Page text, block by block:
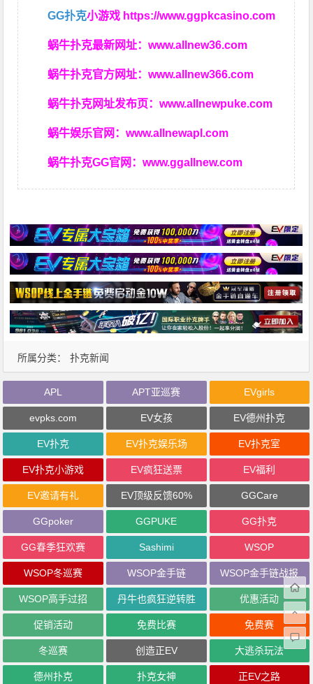
GG扑克小游戏 https://www.ggpkcasino.com
蜗牛扑克最新网址：www.allnew36.com
蜗牛扑克官方网址：www.allnew366.com
蜗牛扑克网址发布页：www.allnewpuke.com
蜗牛娱乐官网：www.allnewapl.com
蜗牛扑克GG官网：www.ggallnew.com
所属分类： 扑克新闻
APL APT亚巡赛 EVgirls
evpks.com EV女孩 EV德州扑克
EV扑克 EV扑克娱乐场 EV扑克室
EV扑克小游戏 EV疯狂送票 EV福利
EV邀请有礼 EV顶级反馈60% GGCare
GGpoker GGPUKE GG扑克
GG春季狂欢赛 Sashimi WSOP
WSOP冬巡赛 WSOP金手链 WSOP金手链战报
WSOP高手过招 丹牛也疯狂逆转胜 优惠活动
促销活动 免费比赛 免费赛
冬巡赛 创造正EV 大逃杀玩法
德州扑克 扑克女神 正EV之路